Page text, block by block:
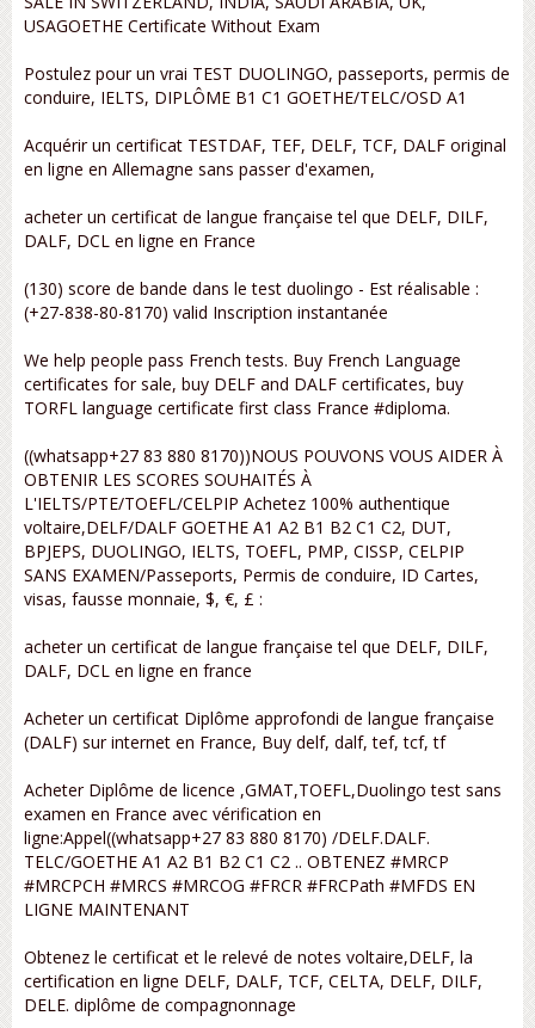
USAGOETHE Certificate Without Exam
Postulez pour un vrai TEST DUOLINGO, passeports, permis de
conduire, IELTS, DIPLÔME B1 C1 GOETHE/TELC/OSD A1
Acquérir un certificat TESTDAF, TEF, DELF, TCF, DALF original
en ligne en Allemagne sans passer d'examen,
acheter un certificat de langue française tel que DELF, DILF,
DALF, DCL en ligne en France
(130) score de bande dans le test duolingo - Est réalisable :
(+27-838-80-8170) valid Inscription instantanée
We help people pass French tests. Buy French Language
certificates for sale, buy DELF and DALF certificates, buy
TORFL language certificate first class France #diploma.
((whatsapp+27 83 880 8170))NOUS POUVONS VOUS AIDER À
OBTENIR LES SCORES SOUHAITÉS À
L'IELTS/PTE/TOEFL/CELPIP Achetez 100% authentique
voltaire,DELF/DALF GOETHE A1 A2 B1 B2 C1 C2, DUT,
BPJEPS, DUOLINGO, IELTS, TOEFL, PMP, CISSP, CELPIP
SANS EXAMEN/Passeports, Permis de conduire, ID Cartes,
visas, fausse monnaie, $, €, £ :
acheter un certificat de langue française tel que DELF, DILF,
DALF, DCL en ligne en france
Acheter un certificat Diplôme approfondi de langue française
(DALF) sur internet en France, Buy delf, dalf, tef, tcf, tf
Acheter Diplôme de licence ,GMAT,TOEFL,Duolingo test sans
examen en France avec vérification en
ligne:Appel((whatsapp+27 83 880 8170) /DELF.DALF.
TELC/GOETHE A1 A2 B1 B2 C1 C2 .. OBTENEZ #MRCP
#MRCPCH #MRCS #MRCOG #FRCR #FRCPath #MFDS EN
LIGNE MAINTENANT
Obtenez le certificat et le relevé de notes voltaire,DELF, la
certification en ligne DELF, DALF, TCF, CELTA, DELF, DILF,
DELE. diplôme de compagnonnage